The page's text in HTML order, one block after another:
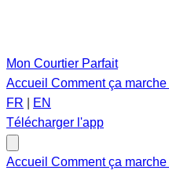
Mon Courtier Parfait
Accueil Comment ça marche
FR
EN
Télécharger l'app
Accueil Comment ça marche